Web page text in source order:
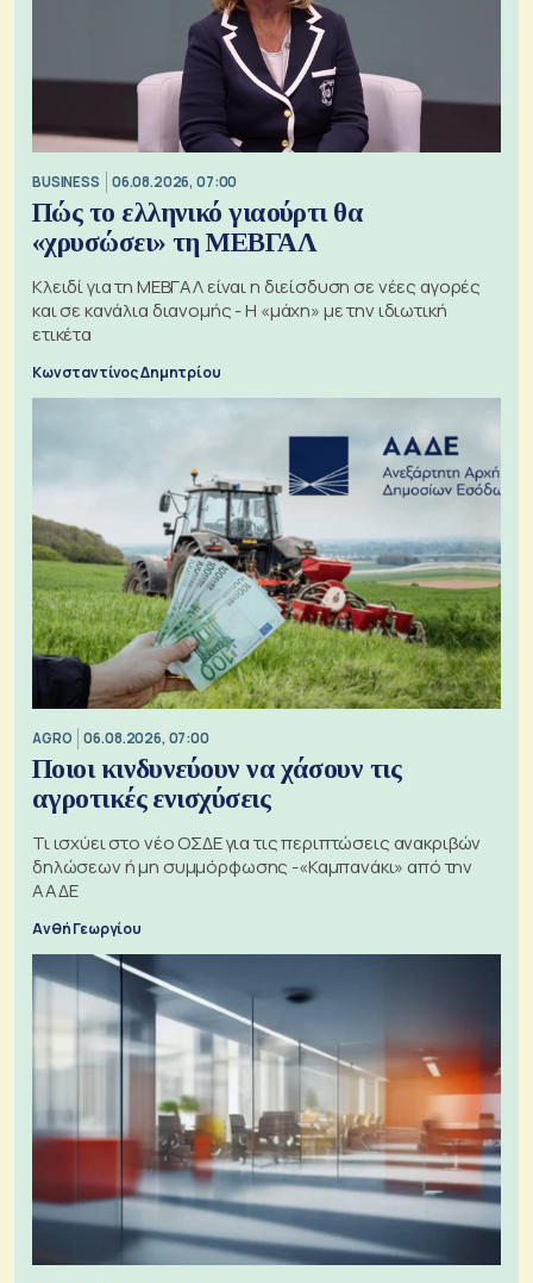
BUSINESS 06.08.2026, 07:00
Πώς το ελληνικό γιαούρτι θα
«χρυσώσει» τη ΜΕΒΓΑΛ
Κλειδί για τη ΜΕΒΓΑΛ είναι η διείσδυση σε νέες αγορές
και σε κανάλια διανομής - Η «μάχη» με την ιδιωτική
ετικέτα
Κωνσταντίνος Δημητρίου
AGRO 06.08.2026, 07:00
Ποιοι κινδυνεύουν να χάσουν τις
αγροτικές ενισχύσεις
Τι ισχύει στο νέο ΟΣΔΕ για τις περιπτώσεις ανακριβών
δηλώσεων ή μη συμμόρφωσης -«Καμπανάκι» από την
ΑΑΔΕ
Ανθή Γεωργίου